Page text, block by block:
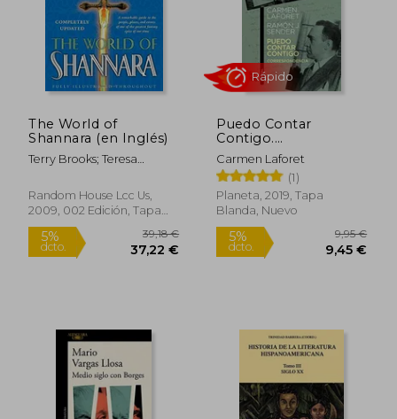
5%
dcto.
19,34 €
18,37 €
5%
dcto.
The World of
Shannara (en Inglés)
Terry Brooks; Teresa
Random House Lcc Us,
2009, 002 Edición, Tapa
Dura, Nuevo
Puedo Contar
Contigo.
Correspondencia
(Contemporánea)
Carmen Laforet
(1)
Planeta, 2019, Tapa
Blanda, Nuevo
Rápido